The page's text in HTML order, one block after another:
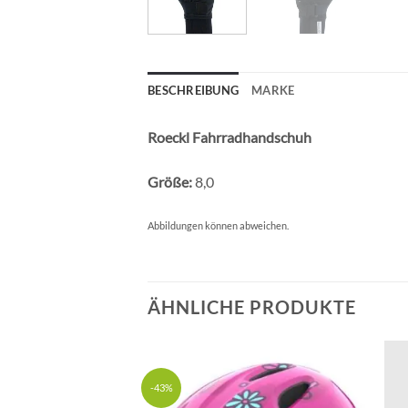
BESCHREIBUNG MARKE
Roeckl Fahrradhandschuh
Größe:8,0
Abbildungen können abweichen.
ÄHNLICHE PRODUKTE
-43%